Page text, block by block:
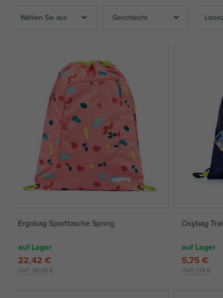
Wählen Sie aus Geschlecht
Ergobag Sporttasche Spring
auf Lager
UVP: 26,99 €
22,42 €
Oxybag
auf Lager
UVP: 7,19 €
5,75 €